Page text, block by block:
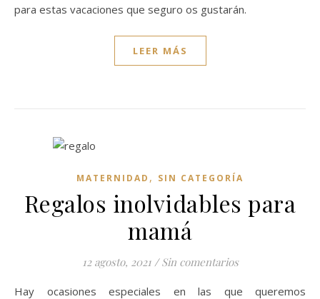
para estas vacaciones que seguro os gustarán.
LEER MÁS
MATERNIDAD , SIN CATEGORÍA
Regalos inolvidables para
mamá
12 agosto, 2021 / Sin comentarios
Hay ocasiones especiales en las que queremos